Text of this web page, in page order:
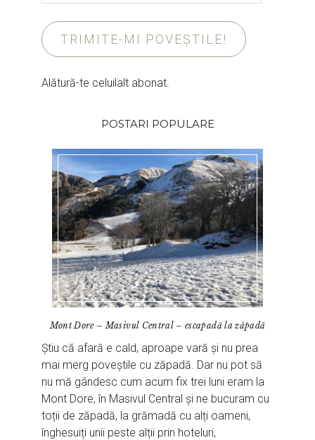
TRIMITE-MI POVEȘTILE!
Alătură-te celuilalt abonat.
POSTARI POPULARE
Mont Dore – Masivul Central – escapadă la zăpadă
Știu că afară e cald, aproape vară și nu prea
mai merg poveștile cu zăpadă. Dar nu pot să
nu mă gândesc cum acum fix trei luni eram la
Mont Dore, în Masivul Central și ne bucuram cu
toții de zăpadă, la grămadă cu alți oameni,
înghesuiți unii peste alții prin hoteluri,